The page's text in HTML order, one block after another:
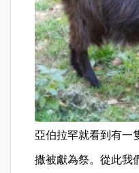
亞伯拉罕就看到有一
撒被獻為祭。從此我